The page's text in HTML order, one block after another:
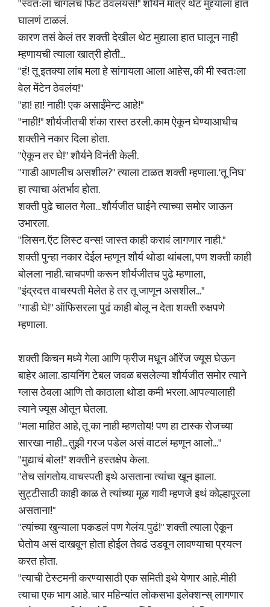
"स्वतःला चांगलंच फिट ठेवलंयस!" शौर्यने मात्र थेट मुद्द्याला हात
घालणं टाळलं.
कारण तसं केलं तर शक्ती देखील थेट मुद्याला हात घालून नाही
म्हणायची त्याला खात्री होती...
"हं! तू इतक्या लांब मला हे सांगायला आला आहेस, की मी स्वतःला
वेल मेंटेन ठेवलंय!"
"हा! हा! नाही! एक असाईंमेन्ट आहे!"
"नाही!" शौर्यजीतची शंका रास्त ठरली. काम ऐकून घेण्याआधीच
शक्तीने नकार दिला होता.
"ऐकून तर घे!" शौर्यने विनंती केली.
"गाडी आणलीच असशील?" त्याला टाळत शक्ती म्हणाला. 'तू निघ'
हा त्याचा अंतर्भाव होता.
शक्ती पुढे चालत गेला... शौर्यजीत घाईने त्याच्या समोर जाऊन
उभारला.
"लिसन. ऍट लिस्ट वन्स! जास्त काही करावं लागणार नाही."
शक्ती पुन्हा नकार देईल म्हणून शौर्य थोडा थांबला, पण शक्ती काही
बोलला नाही. चाचपणी करून शौर्यजीतच पुढे म्हणाला,
"इंद्रदत्त वाचस्पती मेलेत हे तर तू जाणून असशील..."
"गाडी घे!" ऑफिसरला पुढं काही बोलू न देता शक्ती रुक्षपणे
म्हणाला.
शक्ती किचन मध्ये गेला आणि फ्रीज मधून ऑरेंज ज्यूस घेऊन
बाहेर आला. डायनिंग टेबल जवळ बसलेल्या शौर्यजीत समोर त्याने
ग्लास ठेवला आणि तो काठाला थोडा कमी भरला. आपल्यालाही
त्याने ज्यूस ओतून घेतला.
"मला माहित आहे, तू का नाही म्हणतोय! पण हा टास्क रोजच्या
सारखा नाही... तुझी गरज पडेल असं वाटलं म्हणून आलो..."
"मुद्याचं बोल!" शक्तीने हस्तक्षेप केला.
"तेच सांगतोय. वाचस्पती इथे असताना त्यांचा खून झाला.
सुट्टीसाठी काही काळ ते त्यांच्या मूळ गावी म्हणजे इथं कोल्हापूरला
असताना!"
"त्यांच्या खुन्याला पकडलं पण गेलंय. पुढं!" शक्ती त्याला ऐकून
घेतोय असं दाखवून होता होईल तेवढं उडवून लावण्याचा प्रयत्न
करत होता.
"त्याची टेस्टमनी करण्यासाठी एक समिती इथे येणार आहे. मीही
त्याचा एक भाग आहे. चार महिन्यांत लोकसभा इलेक्शन्स् लागणार